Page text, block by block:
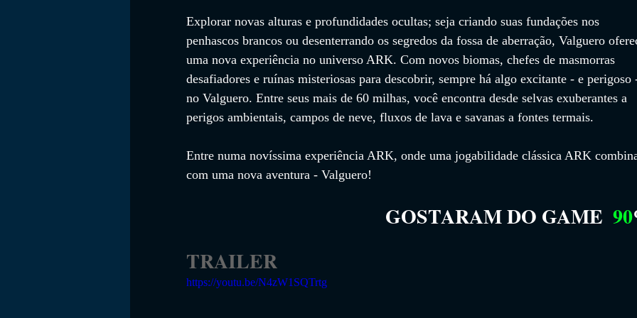
Explorar novas alturas e profundidades ocultas; seja criando suas fundações nos
penhascos brancos ou desenterrando os segredos da fossa de aberração, Valguero
uma nova experiência no universo ARK. Com novos biomas, chefes de masmorras
desafiadores e ruínas misteriosas para descobrir, sempre há algo excitante - e perigoso
no Valguero. Entre seus mais de 60 milhas, você encontra desde selvas exuberantes a
perigos ambientais, campos de neve, fluxos de lava e savanas a fontes termais.
Entre numa novíssima experiência ARK, onde uma jogabilidade clássica ARK
com uma nova aventura - Valguero!
GOSTARAM DO GAME 90
TRAILER
https://youtu.be/N4zW1SQTrtg